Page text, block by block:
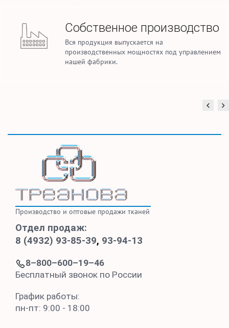
Собственное производство
Вся продукция выпускается на
производственных мощностях под управлением
нашей фабрики.
Производство и оптовые продажи тканей
Отдел продаж:
8 (4932) 93-85-39, 93-94-13
8–800–600–19–46
Бесплатный звонок по России
График работы:
пн-пт: 9:00 - 18:00